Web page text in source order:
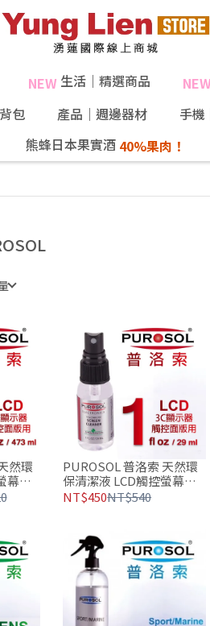
NEW 生活｜精選商品 NEW
包 產品｜週邊器材 手機
熊蜂日本果實酒
然環
幕面
PUROSOL 普洛索 天然環
保清潔液 LCD觸控螢幕面
版專用 1oz
NT$450NT$540